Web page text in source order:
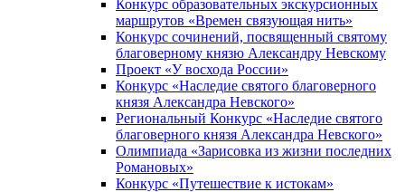
Конкурс образовательных экскурсионных
маршрутов «Времен связующая нить»
Конкурс сочинений, посвященный святому
благоверному князю Александру Невскому
Проект «У восхода России»
Конкурс «Наследие святого благоверного
князя Александра Невского»
Региональный Конкурс «Наследие святого
благоверного князя Александра Невского»
Олимпиада «Зарисовка из жизни последних
Романовых»
Конкурс «Путешествие к истокам»